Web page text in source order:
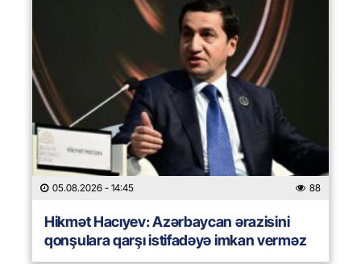
05.08.2026 - 14:45 88
Hikmət Hacıyev: Azərbaycan ərazisini
qonşulara qarşı istifadəyə imkan verməz